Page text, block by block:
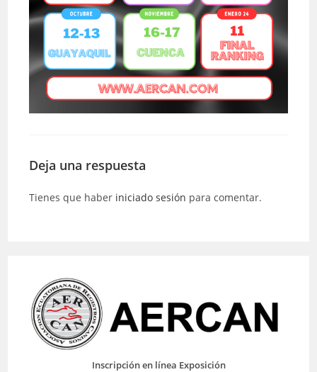
Deja una respuesta
Tienes que haber iniciado sesión para comentar.
Inscripción en línea Exposición